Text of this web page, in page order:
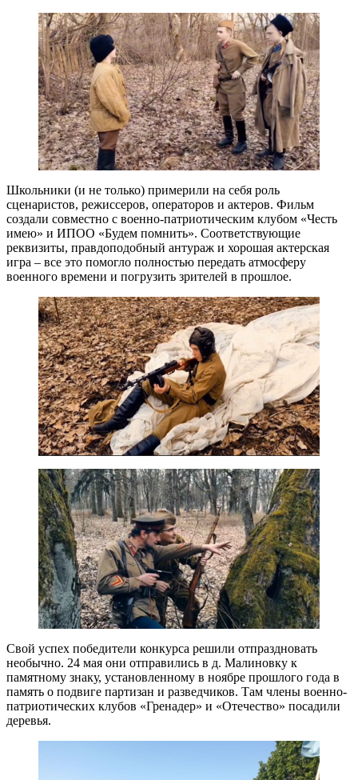
Школьники (и не только) примерили на себя роль
сценаристов, режиссеров, операторов и актеров. Фильм
создали совместно с военно-патриотическим клубом «Честь
имею» и ИПОО «Будем помнить». Соответствующие
реквизиты, правдоподобный антураж и хорошая актерская
игра – все это помогло полностью передать атмосферу
военного времени и погрузить зрителей в прошлое.
Свой успех победители конкурса решили отпраздновать
необычно. 24 мая они отправились в д. Малиновку к
памятному знаку, установленному в ноябре прошлого года в
память о подвиге партизан и разведчиков. Там члены военно-
патриотических клубов «Гренадер» и «Отечество» посадили
деревья.